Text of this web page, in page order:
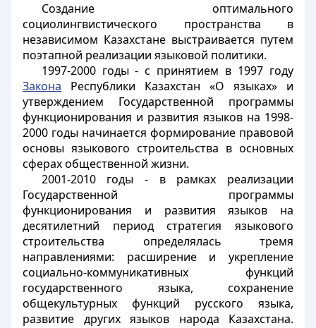
Создание оптимального
социолингвистического пространства в
независимом Казахстане выстраивается путем
поэтапной реализации языковой политики.
1997-2000 годы - с принятием в 1997 году
Закона Республики Казахстан «О языках» и
утверждением Государственной программы
функционирования и развития языков на 1998-
2000 годы начинается формирование правовой
основы языкового строительства в основных
сферах общественной жизни.
2001-2010 годы - в рамках реализации
Государственной программы
функционирования и развития языков на
десятилетний период стратегия языкового
строительства определялась тремя
направлениями: расширение и укрепление
социально-коммуникативных функций
государственного языка, сохранение
общекультурных функций русского языка,
развитие других языков народа Казахстана.